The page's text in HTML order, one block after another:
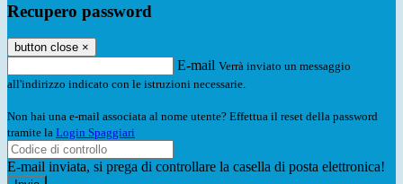
Recupero password
button close ×
E-mail Verrà inviato un messaggio
all'indirizzo indicato con le istruzioni necessarie.
Non hai una e-mail associata al nome utente? Effettua il reset della password
tramite la Login Spaggiari
E-mail inviata, si prega di controllare la casella di posta elettronica!